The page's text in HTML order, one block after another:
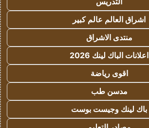
اشراق العالم عالم كبير
منتدى الاشراق
اعلانات الباك لينك 2026
اقوى رياضة
مدسن طب
باك لينك وجيست بوست